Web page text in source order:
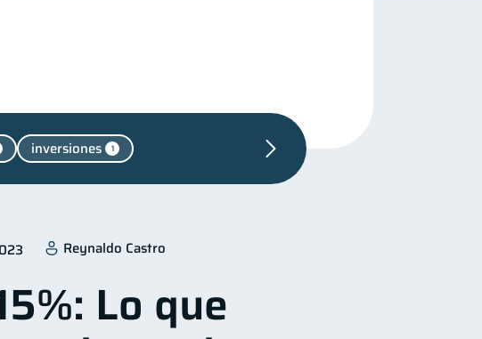
inversiones 1
Consejos
4
2 Inversiones 2
Reynaldo Castro
Lo que